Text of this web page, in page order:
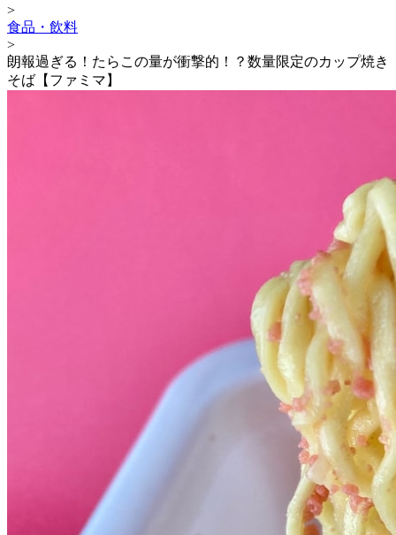
>
食品・飲料
>
朗報過ぎる！たらこの量が衝撃的！？数量限定のカップ焼き
そば【ファミマ】